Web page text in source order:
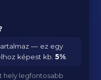
— ez egy
képest kb.5%
hely legfontosabb